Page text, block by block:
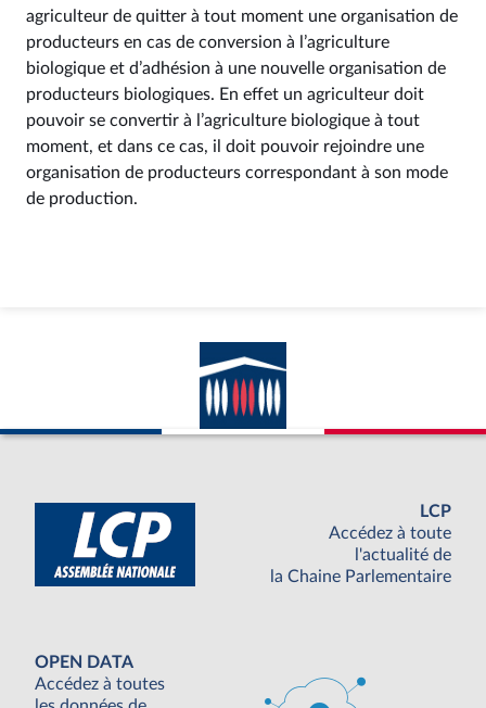
agriculteur de quitter à tout moment une organisation de
producteurs en cas de conversion à l’agriculture
biologique et d’adhésion à une nouvelle organisation de
producteurs biologiques. En effet un agriculteur doit
pouvoir se convertir à l’agriculture biologique à tout
moment, et dans ce cas, il doit pouvoir rejoindre une
organisation de producteurs correspondant à son mode
de production.
LCP
Accédez à toute
l'actualité de
la Chaine Parlementaire
OPEN DATA
Accédez à toutes